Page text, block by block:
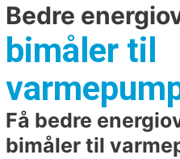
Bedre
bimåler til
Få bedre
bimåler til